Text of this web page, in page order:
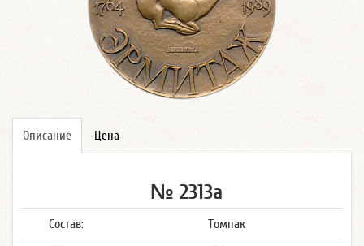
Описание Цена
№ 2313а
Состав: Томпак